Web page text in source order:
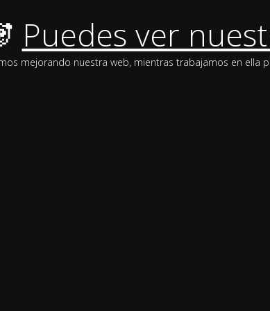
Puedes ver
mejorando nuestra web, mientras trabajamos en ella